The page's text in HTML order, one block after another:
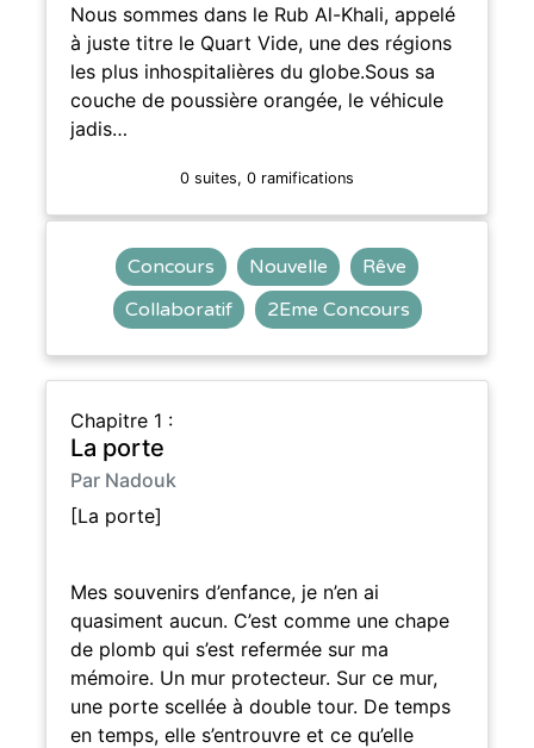
Nous sommes dans le Rub Al-Khali, appelé
à juste titre le Quart Vide, une des régions
les plus inhospitalières du globe.Sous sa
couche de poussière orangée, le véhicule
jadis…
0 suites, 0 ramifications
Concours Nouvelle
Rêve
Collaboratif
2Eme Concours
Chapitre 1 :
La porte
Par Nadouk
[La porte]
Mes souvenirs d’enfance, je n’en ai
quasiment aucun. C’est comme une chape
de plomb qui s’est refermée sur ma
mémoire. Un mur protecteur. Sur ce mur,
une porte scellée à double tour. De temps
en temps, elle s’entrouvre et ce qu’elle